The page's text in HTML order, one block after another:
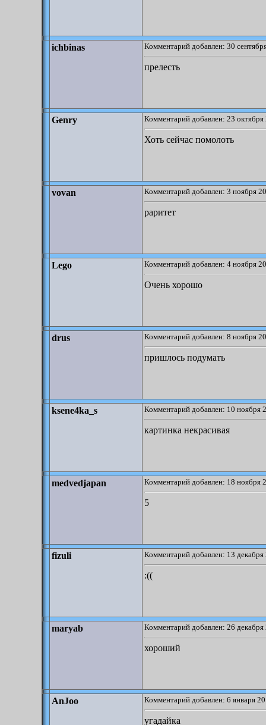
ichbinas Комментарий добавлен: 30
прелесть
Genry Комментарий добавлен: 23
Хоть сейчас помолоть
vovan Комментарий добавлен: 3 ноября
раритет
Lego Комментарий добавлен: 4 ноября
Очень хорошо
drus Комментарий добавлен: 8 ноября
пришлось подумать
ksene4ka_s Комментарий добавлен: 10 ноября
картинка некрасивая
medvedjapan Комментарий добавлен: 18 ноября
5
fizuli Комментарий добавлен: 13
:((
maryab Комментарий добавлен: 26
хороший
AnJoo Комментарий добавлен: 6 января
угадайка